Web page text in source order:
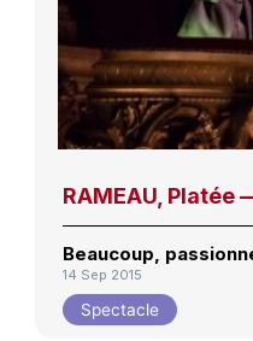
RAMEAU, Platée
Beaucoup,
14 Sep 2015
Spectacle